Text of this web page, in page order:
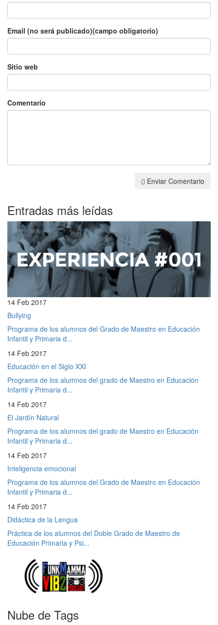
Email (no será publicado)(campo obligatorio)
Sitio web
Comentario
Enviar Comentario
Entradas más leídas
14 Feb 2017
Bullying
Programa de los alumnos del Grado de Maestro en Educación
Infantil y Primaria d...
14 Feb 2017
Educación en el Siglo XXI
Programa de los alumnos del grado de Maestro en Educación
Infantil y Primaria d...
14 Feb 2017
El Jardín Natural
Programa de los alumnos del grado de Maestro en Educación
Infantil y Primaria d...
14 Feb 2017
Inteligencia emocional
Programa de los alumnos del Grado de Maestro en Educación
Infantil y Primaria d...
14 Feb 2017
Didáctica de la Lengua
Práctica de los alumnos del Doble Grado de Maestro de
Educación Primaria y Psi...
Nube de Tags